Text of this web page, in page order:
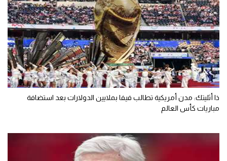
ذا أثليتك: مدن أمريكية تطالب فيفا بملايين الدولارات بعد استضافة
مباريات كأس العالم